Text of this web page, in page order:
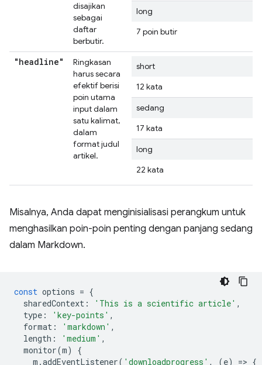
disajikan
sebagai
daftar
berbutir.
long
7 poin butir
"headline"
Ringkasan
harus secara
efektif berisi
poin utama
input dalam
satu kalimat,
dalam
format judul
artikel.
short
12 kata
sedang
17 kata
long
22 kata
Misalnya, Anda dapat menginisialisasi perangkum untuk
menghasilkan poin-poin penting dengan panjang sedang
dalam Markdown.
const options = {
sharedContext : 'This is a scientific article' ,
type : 'key-points' ,
format : 'markdown' ,
length : 'medium' ,
monitor(m)
{
m .addEventListener( 'downloadprogress' , (e) => {